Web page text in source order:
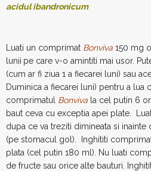
acidul ibandronicum
Luati un comprimat Bonviva 150 mg
lunii pe care v-o amintiti mai usor.
(cum ar fi ziua 1 a fiecarei luni) sau
Duminica a fiecarei luni) pentru a lua
comprimatul Bonviva la cel putin 6
baut ceva cu exceptia apei plate.
dupa ce va treziti dimineata si inainte
(pe stomacul gol). Inghititi
plata (cel putin 180 ml). Nu luati
de fructe sau orice alte bauturi.